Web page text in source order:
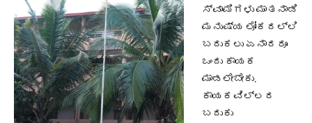
ಸ್ವಾಮಿಗಳು ಮಾತನಾಡಿ
ಮನುಷ್ಯ ಲೋಕದಲ್ಲಿ
ಬದುಕಲು ಏನಾದರೂ
ಒಂದು ಕಾಯಕ
ಮಾಡಲೇಬೇಕು.
ಕಾಯಕವಿಲ್ಲದ
ಬದುಕು